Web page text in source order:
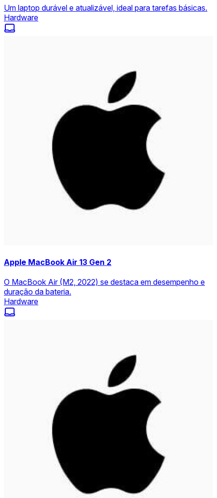
Um laptop durável e atualizável, ideal para tarefas básicas.
Hardware
Apple MacBook Air 13 Gen 2
O MacBook Air (M2, 2022) se destaca em desempenho e
duração da bateria.
Hardware